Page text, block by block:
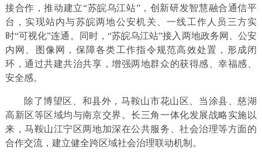
接合作，推动建立“苏皖乌江站”，创新研发智慧融合通信平
台，实现站内与苏皖两地公安机关、一线工作人员三方实
时“可视化”连通。同时，“苏皖乌江站”接入两地政务网、公安
内网、图像网，保障各类工作指令规范高效处置，形成闭
环，通过共建共治共享，增强两地群众的获得感、幸福感、
安全感。
除了博望区、和县外，马鞍山市花山区、当涂县、慈湖
高新区等区域均与南京交界。长三角一体化发展战略实施以
来，马鞍山江宁区两地加深在公共服务、社会治理等方面的
合作交流，建立健全跨区域社会治理联动机制。